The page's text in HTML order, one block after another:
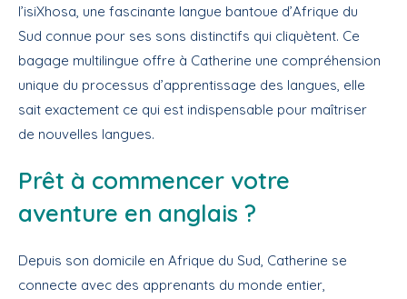
l’isiXhosa, une fascinante langue bantoue d’Afrique du
Sud connue pour ses sons distinctifs qui cliquètent. Ce
bagage multilingue offre à Catherine une compréhension
unique du processus d’apprentissage des langues, elle
sait exactement ce qui est indispensable pour maîtriser
de nouvelles langues.
Prêt à commencer votre
aventure en anglais ?
Depuis son domicile en Afrique du Sud, Catherine se
connecte avec des apprenants du monde entier,